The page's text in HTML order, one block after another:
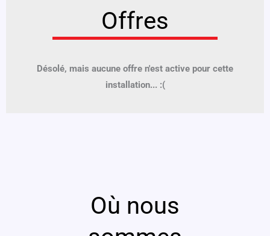
Offres
Désolé, mais aucune offre n'est active pour cette
installation... :(
Où nous